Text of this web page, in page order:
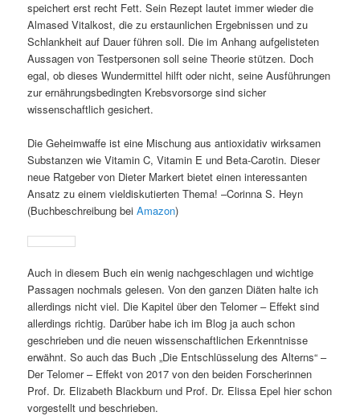
speichert erst recht Fett. Sein Rezept lautet immer wieder die
Almased Vitalkost, die zu erstaunlichen Ergebnissen und zu
Schlankheit auf Dauer führen soll. Die im Anhang aufgelisteten
Aussagen von Testpersonen soll seine Theorie stützen. Doch
egal, ob dieses Wundermittel hilft oder nicht, seine Ausführungen
zur ernährungsbedingten Krebsvorsorge sind sicher
wissenschaftlich gesichert.
Die Geheimwaffe ist eine Mischung aus antioxidativ wirksamen
Substanzen wie Vitamin C, Vitamin E und Beta-Carotin. Dieser
neue Ratgeber von Dieter Markert bietet einen interessanten
Ansatz zu einem vieldiskutierten Thema! –Corinna S. Heyn
(Buchbeschreibung beiAmazon)
Auch in diesem Buch ein wenig nachgeschlagen und wichtige
Passagen nochmals gelesen. Von den ganzen Diäten halte ich
allerdings nicht viel. Die Kapitel über den Telomer – Effekt sind
allerdings richtig. Darüber habe ich im Blog ja auch schon
geschrieben und die neuen wissenschaftlichen Erkenntnisse
erwähnt. So auch das Buch „Die Entschlüsselung des Alterns“ –
Der Telomer – Effekt von 2017 von den beiden Forscherinnen
Prof. Dr. Elizabeth Blackburn und Prof. Dr. Elissa Epel hier schon
vorgestellt und beschrieben.